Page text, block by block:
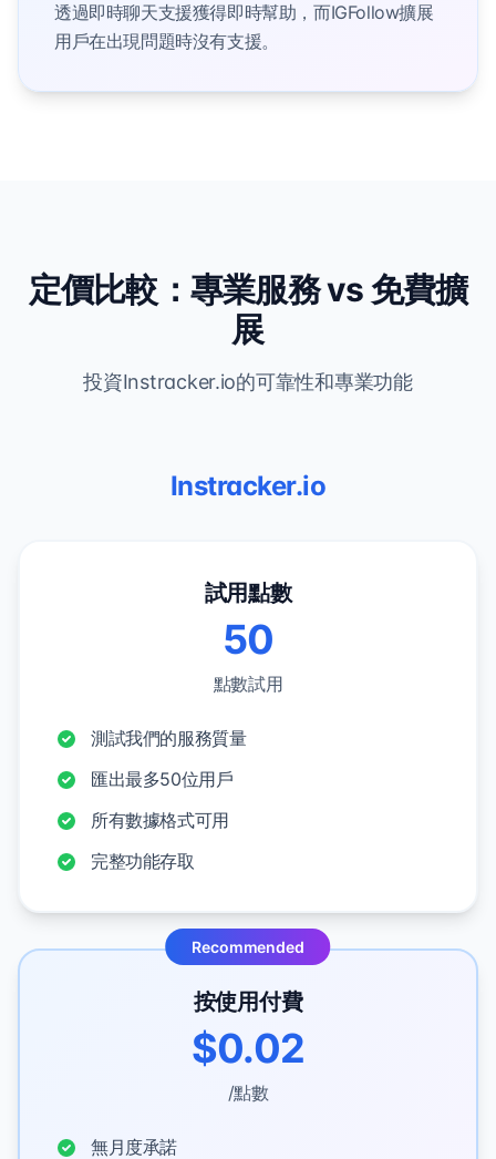
透過即時聊天支援獲得即時幫助，而IGFollow擴展
用戶在出現問題時沒有支援。
定價比較：專業服務 vs 免費擴
展
投資Instracker.io的可靠性和專業功能
Instracker.io
試用點數
50
點數試用
測試我們的服務質量
匯出最多50位用戶
所有數據格式可用
完整功能存取
Recommended
按使用付費
$0.02
/點數
無月度承諾